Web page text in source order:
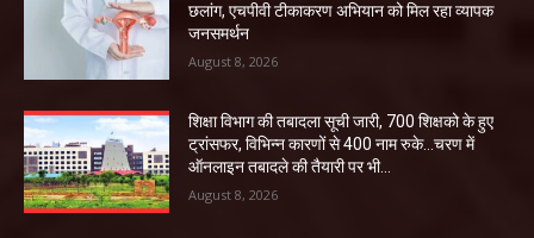
छलांग, एचपीवी टीकाकरण अभियान को मिल रहा व्यापक
जनसमर्थन
August 8, 2026
शिक्षा विभाग की तबादला सूची जारी, 700 शिक्षको के हुए
ट्रांसफर, विभिन्न कारणों से 400 नाम रुके…चरण में
ऑनलाइन तबादले की तैयारी पर भी...
August 8, 2026